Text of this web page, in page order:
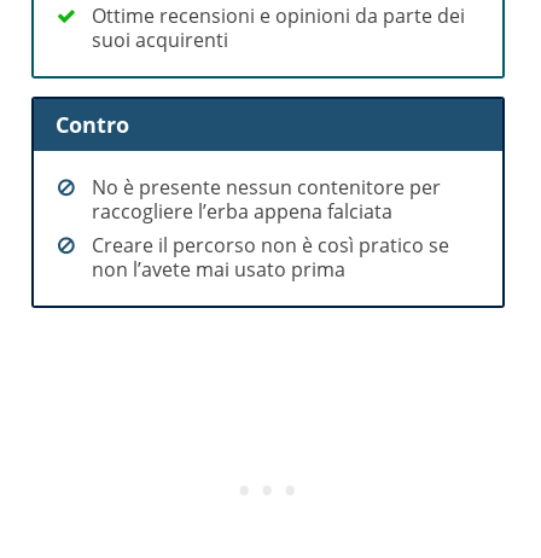
Ottime recensioni e opinioni da parte dei
suoi acquirenti
Contro
No è presente nessun contenitore per
raccogliere l’erba appena falciata
Creare il percorso non è così pratico se
non l’avete mai usato prima